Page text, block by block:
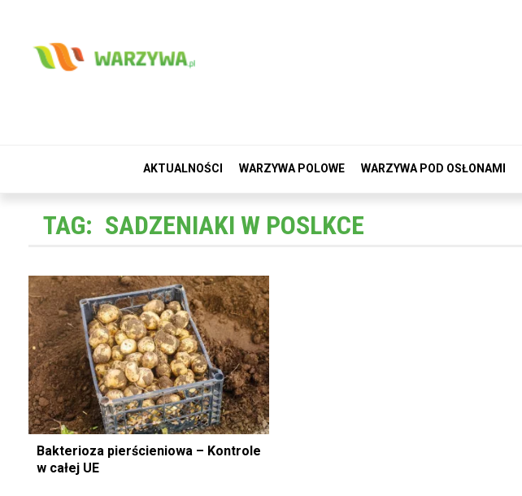
AKTUALNOŚCI WARZYWA POLOWE WARZYWA POD OSŁONAMI
TAG: SADZENIAKI W POSLKCE
Bakterioza pierścieniowa – Kontrole
w całej UE